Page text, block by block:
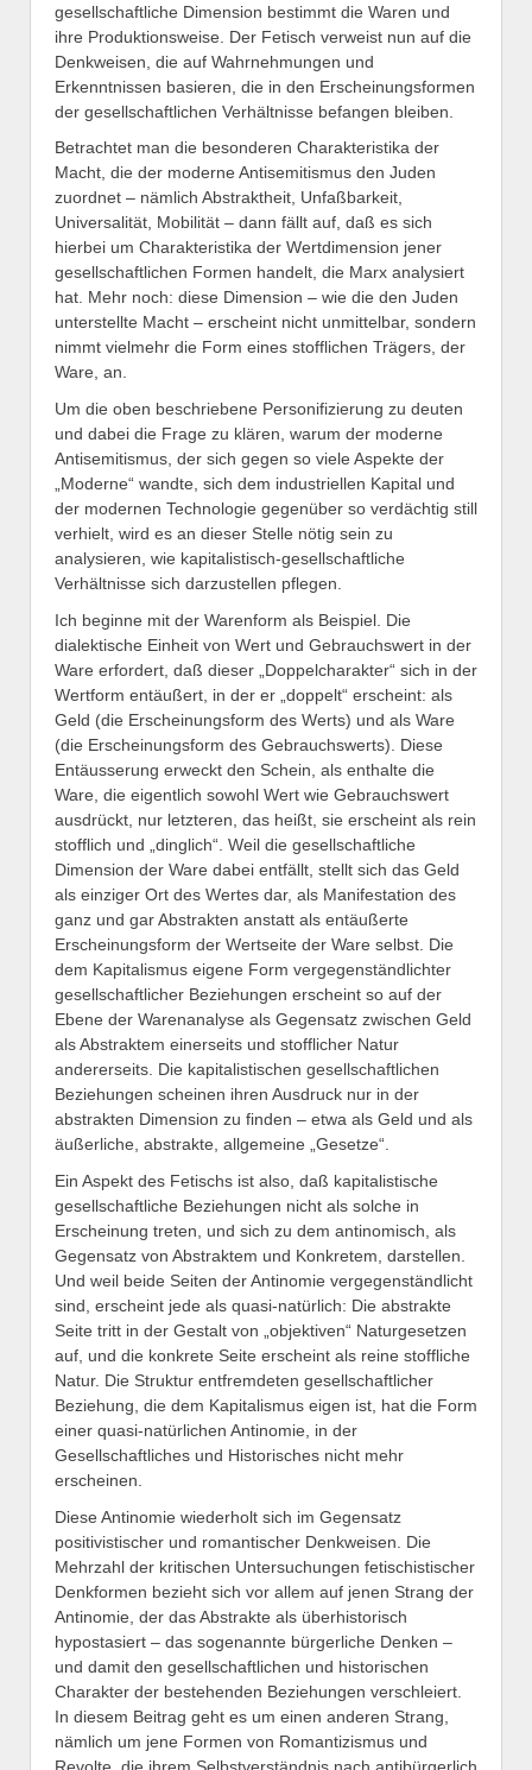
gesellschaftliche Dimension bestimmt die Waren und
ihre Produktionsweise. Der Fetisch verweist nun auf die
Denkweisen, die auf Wahrnehmungen und
Erkenntnissen basieren, die in den Erscheinungsformen
der gesellschaftlichen Verhältnisse befangen bleiben.
Betrachtet man die besonderen Charakteristika der
Macht, die der moderne Antisemitismus den Juden
zuordnet – nämlich Abstraktheit, Unfaßbarkeit,
Universalität, Mobilität – dann fällt auf, daß es sich
hierbei um Charakteristika der Wertdimension jener
gesellschaftlichen Formen handelt, die Marx analysiert
hat. Mehr noch: diese Dimension – wie die den Juden
unterstellte Macht – erscheint nicht unmittelbar, sondern
nimmt vielmehr die Form eines stofflichen Trägers, der
Ware, an.
Um die oben beschriebene Personifizierung zu deuten
und dabei die Frage zu klären, warum der moderne
Antisemitismus, der sich gegen so viele Aspekte der
„Moderne“ wandte, sich dem industriellen Kapital und
der modernen Technologie gegenüber so verdächtig still
verhielt, wird es an dieser Stelle nötig sein zu
analysieren, wie kapitalistisch-gesellschaftliche
Verhältnisse sich darzustellen pflegen.
Ich beginne mit der Warenform als Beispiel. Die
dialektische Einheit von Wert und Gebrauchswert in der
Ware erfordert, daß dieser „Doppelcharakter“ sich in der
Wertform entäußert, in der er „doppelt“ erscheint: als
Geld (die Erscheinungsform des Werts) und als Ware
(die Erscheinungsform des Gebrauchswerts). Diese
Entäusserung erweckt den Schein, als enthalte die
Ware, die eigentlich sowohl Wert wie Gebrauchswert
ausdrückt, nur letzteren, das heißt, sie erscheint als rein
stofflich und „dinglich“. Weil die gesellschaftliche
Dimension der Ware dabei entfällt, stellt sich das Geld
als einziger Ort des Wertes dar, als Manifestation des
ganz und gar Abstrakten anstatt als entäußerte
Erscheinungsform der Wertseite der Ware selbst. Die
dem Kapitalismus eigene Form vergegenständlichter
gesellschaftlicher Beziehungen erscheint so auf der
Ebene der Warenanalyse als Gegensatz zwischen Geld
als Abstraktem einerseits und stofflicher Natur
andererseits. Die kapitalistischen gesellschaftlichen
Beziehungen scheinen ihren Ausdruck nur in der
abstrakten Dimension zu finden – etwa als Geld und als
äußerliche, abstrakte, allgemeine „Gesetze“.
Ein Aspekt des Fetischs ist also, daß kapitalistische
gesellschaftliche Beziehungen nicht als solche in
Erscheinung treten, und sich zu dem antinomisch, als
Gegensatz von Abstraktem und Konkretem, darstellen.
Und weil beide Seiten der Antinomie vergegenständlicht
sind, erscheint jede als quasi-natürlich: Die abstrakte
Seite tritt in der Gestalt von „objektiven“ Naturgesetzen
auf, und die konkrete Seite erscheint als reine stoffliche
Natur. Die Struktur entfremdeten gesellschaftlicher
Beziehung, die dem Kapitalismus eigen ist, hat die Form
einer quasi-natürlichen Antinomie, in der
Gesellschaftliches und Historisches nicht mehr
erscheinen.
Diese Antinomie wiederholt sich im Gegensatz
positivistischer und romantischer Denkweisen. Die
Mehrzahl der kritischen Untersuchungen fetischistischer
Denkformen bezieht sich vor allem auf jenen Strang der
Antinomie, der das Abstrakte als überhistorisch
hypostasiert – das sogenannte bürgerliche Denken –
und damit den gesellschaftlichen und historischen
Charakter der bestehenden Beziehungen verschleiert.
In diesem Beitrag geht es um einen anderen Strang,
nämlich um jene Formen von Romantizismus und
Revolte, die ihrem Selbstverständnis nach antibürgerlich